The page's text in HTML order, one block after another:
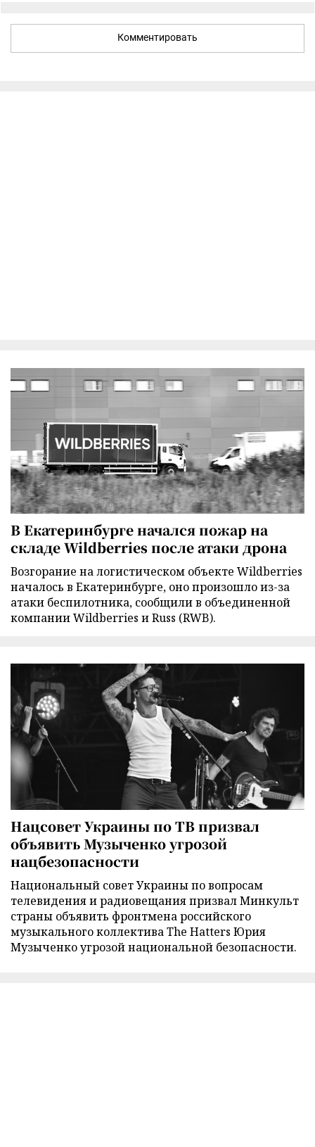
Комментировать
В Екатеринбурге начался пожар на
складе Wildberries после атаки дрона
Возгорание на логистическом объекте Wildberries
началось в Екатеринбурге, оно произошло из-за
атаки беспилотника, сообщили в объединенной
компании Wildberries и Russ (RWB).
Нацсовет Украины по ТВ призвал
объявить Музыченко угрозой
нацбезопасности
Национальный совет Украины по вопросам
телевидения и радиовещания призвал Минкульт
страны объявить фронтмена российского
музыкального коллектива The Hatters Юрия
Музыченко угрозой национальной безопасности.